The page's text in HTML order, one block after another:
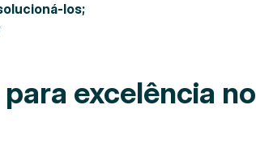
los;
excelência no